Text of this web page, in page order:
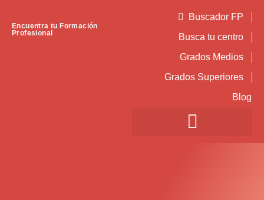
Encuentra tu Formación
Profesional
Buscador FP
Busca tu centro
Grados Medios
Grados Superiores
Blog